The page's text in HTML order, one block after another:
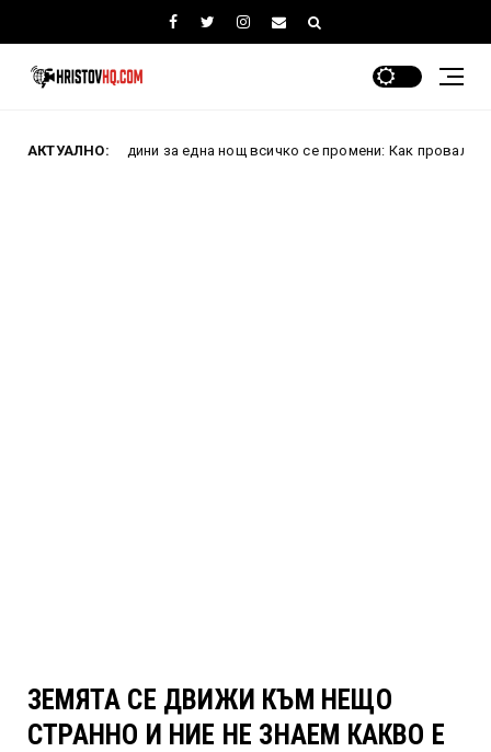
АКТУАЛНО:
10 години за една нощ всичко се промени: Как проваленият
ЗЕМЯТА СЕ ДВИЖИ КЪМ НЕЩО
СТРАННО И НИЕ НЕ ЗНАЕМ КАКВО Е